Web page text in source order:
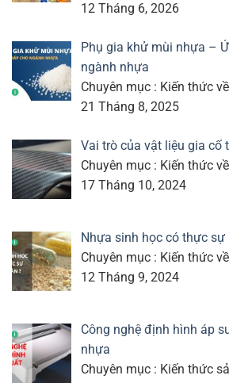
12 Tháng 6, 2026
Phụ gia khử mùi nhựa –
ngành nhựa
Chuyên mục : Kiến thức
21 Tháng 8, 2025
Vai trò của vật liệu gia cố
Chuyên mục : Kiến thức
17 Tháng 10, 2024
Nhựa sinh học có thực sự
Chuyên mục : Kiến thức
12 Tháng 9, 2024
Công nghệ định hình áp
nhựa
Chuyên mục : Kiến thức